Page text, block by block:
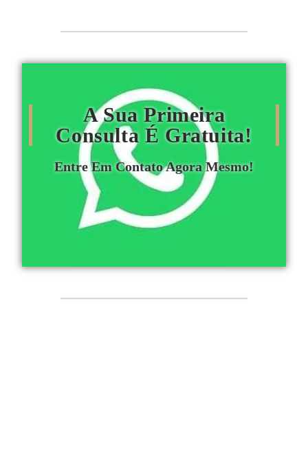
A Sua Primeira
Consulta É Gratuita!
Entre Em Contato Agora Mesmo!